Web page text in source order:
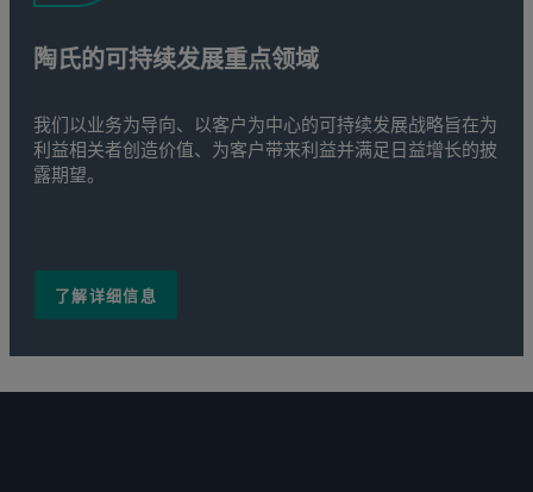
陶氏的可持续发展重点领域
我们以业务为导向、以客户为中心的可持续发展战略旨在为
利益相关者创造价值、为客户带来利益并满足日益增长的披
露期望。
了解详细信息